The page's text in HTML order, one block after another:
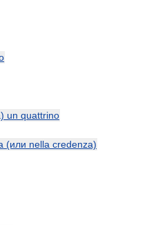
un quattrino
(или nella credenza)